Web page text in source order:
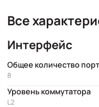
Все
Интерфейс
Общее количество
8
Уровень коммутатора
L2